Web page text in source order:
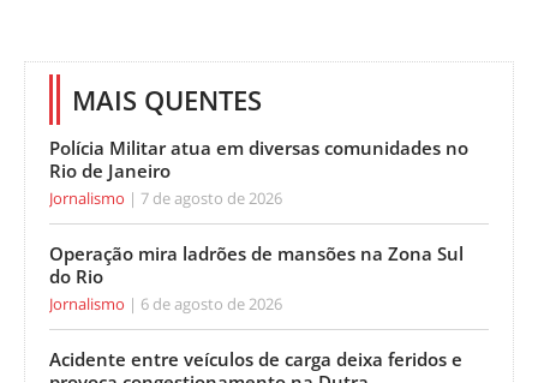
MAIS QUENTES
Polícia Militar atua em diversas comunidades no
Rio de Janeiro
Jornalismo 7 de agosto de 2026
Operação mira ladrões de mansões na Zona Sul
do Rio
Jornalismo 6 de agosto de 2026
Acidente entre veículos de carga deixa feridos e